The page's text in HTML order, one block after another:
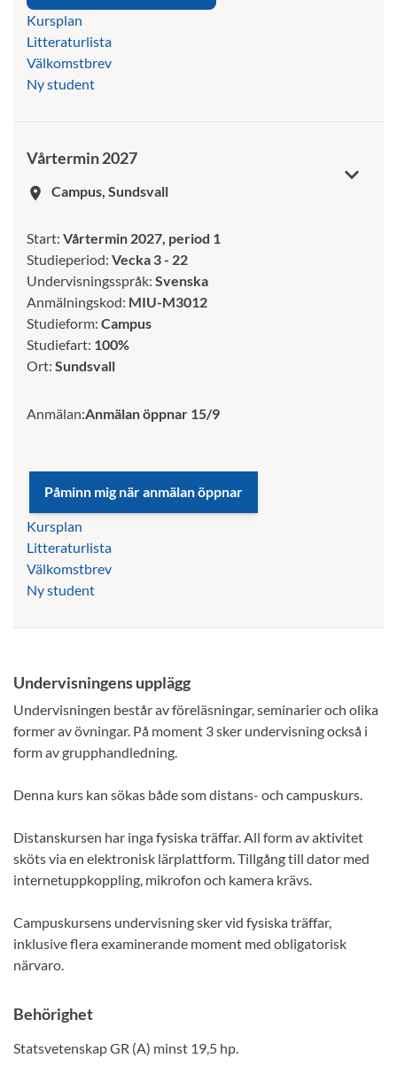
Kursplan
Litteraturlista
Välkomstbrev
Ny student
Vårtermin 2027
room Campus, Sundsvall
Start: Vårtermin 2027, period 1
Studieperiod: Vecka 3 - 22
Undervisningsspråk: Svenska
Anmälningskod: MIU-M3012
Studieform: Campus
Studiefart: 100%
Ort: Sundsvall
Anmälan:Anmälan öppnar 15/9
Kursplan
Litteraturlista
Välkomstbrev
Ny student
Undervisningens upplägg
Undervisningen består av föreläsningar, seminarier och olika
former av övningar. På moment 3 sker undervisning också i
form av grupphandledning.
Denna kurs kan sökas både som distans- och campuskurs.
Distanskursen har inga fysiska träffar. All form av aktivitet
sköts via en elektronisk lärplattform. Tillgång till dator med
internetuppkoppling, mikrofon och kamera krävs.
Campuskursens undervisning sker vid fysiska träffar,
inklusive flera examinerande moment med obligatorisk
närvaro.
Behörighet
Statsvetenskap GR (A) minst 19,5 hp.